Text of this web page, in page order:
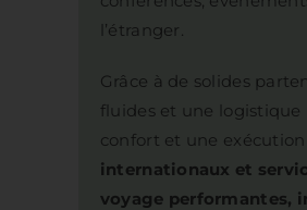
l’étranger.
Grâce à de solides
fluides et une logistique
confort et une
internationaux et
voyage performantes,